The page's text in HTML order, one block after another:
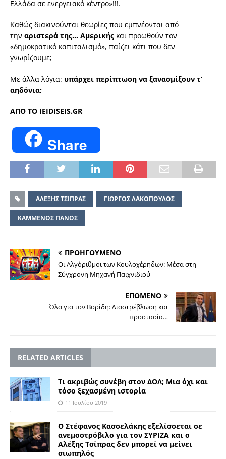
Ελλάδα σε ενεργειακό κέντρο»!!!.
Καθώς διακινούνται θεωρίες που εμπνέονται από
την αριστερά της… Αμερικής και προωθούν τον
«δημοκρατικό καπιταλισμό», παίζει κάτι που δεν
γνωρίζουμε;
Με άλλα λόγια: υπάρχει περίπτωση να ξανασμίξουν τ’
αηδόνια;
ΑΠΟ ΤΟ IEIDISEIS.GR
Share
ΑΛΕΞΗΣ ΤΣΙΠΡΑΣ ΓΙΩΡΓΟΣ ΛΑΚΟΠΟΥΛΟΣ
ΚΑΜΜΕΝΟΣ ΠΑΝΟΣ
ΠΡΟΗΓΟΥΜΕΝΟ
Οι Αλγόριθμοι των Κουλοχέρηδων: Μέσα στη
Σύγχρονη Μηχανή Παιχνιδιού
ΕΠΟΜΕΝΟ
Όλα για τον Βορίδη: Διαστρέβλωση και
προστασία…
RELATED ARTICLES
Τι ακριβώς συνέβη στον ΔΟΛ; Μια όχι και
τόσο ξεχασμένη ιστορία
11 Ιουλίου 2019
Ο Στέφανος Κασσελάκης εξελίσσεται σε
ανεμοστρόβιλο για τον ΣΥΡΙΖΑ και ο
Αλέξης Τσίπρας δεν μπορεί να μείνει
σιωπηλός